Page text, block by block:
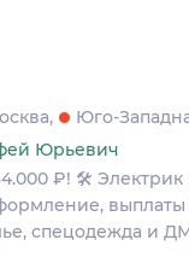
Юго-
Юрьевич
₽! 🛠 Электрик
выплаты
спецодежда и